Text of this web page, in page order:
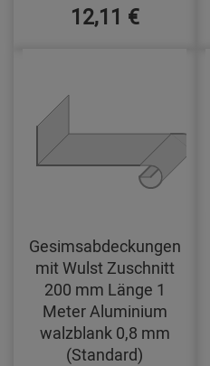
12,11 €
Gesimsabdeckungen
mit Wulst Zuschnitt
200 mm Länge 1
Meter Aluminium
walzblank 0,8 mm
(Standard)